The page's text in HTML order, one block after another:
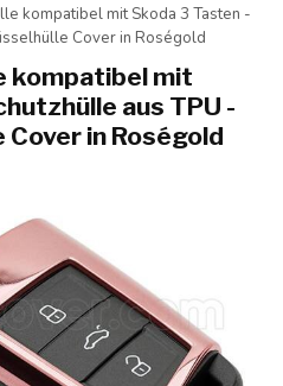
kompatibel mit Skoda 3 Tasten -
Cover in Roségold
kompatibel mit
aus TPU -
in Roségold